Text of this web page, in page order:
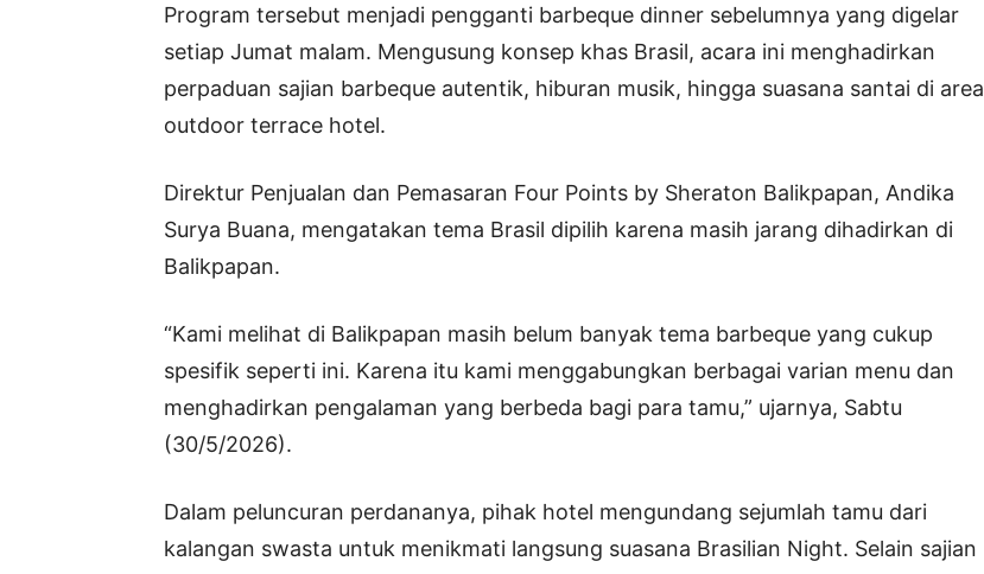
Program tersebut menjadi pengganti barbeque dinner sebelumnya yang digelar
setiap Jumat malam. Mengusung konsep khas Brasil, acara ini menghadirkan
perpaduan sajian barbeque autentik, hiburan musik, hingga suasana santai di area
outdoor terrace hotel.
Direktur Penjualan dan Pemasaran Four Points by Sheraton Balikpapan, Andika
Surya Buana, mengatakan tema Brasil dipilih karena masih jarang dihadirkan di
Balikpapan.
“Kami melihat di Balikpapan masih belum banyak tema barbeque yang cukup
spesifik seperti ini. Karena itu kami menggabungkan berbagai varian menu dan
menghadirkan pengalaman yang berbeda bagi para tamu,” ujarnya, Sabtu
(30/5/2026).
Dalam peluncuran perdananya, pihak hotel mengundang sejumlah tamu dari
kalangan swasta untuk menikmati langsung suasana Brasilian Night. Selain sajian